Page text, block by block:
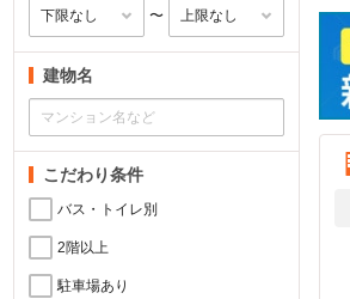
〜
建物名
こだわり条件
バス・トイレ別
2階以上
駐車場あり